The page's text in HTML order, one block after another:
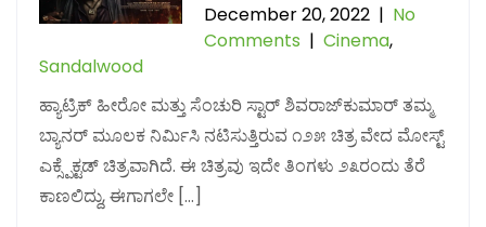
December 20, 2022 | No
Comments | Cinema,
Sandalwood
ಹ್ಯಾಟ್ರಿಕ್ ಹೀರೋ ಮತ್ತು ಸೆಂಚುರಿ ಸ್ಟಾರ್ ಶಿವರಾಜ್‌ಕುಮಾರ್ ತಮ್ಮ
ಬ್ಯಾನರ್ ಮೂಲಕ ನಿರ್ಮಿಸಿ ನಟಿಸುತ್ತಿರುವ ೧೨೫ ಚಿತ್ರ ವೇದ ಮೋಸ್ಟ್
ಎಕ್ಸ್ಪೆಕ್ಟಡ್ ಚಿತ್ರವಾಗಿದೆ. ಈ ಚಿತ್ರವು ಇದೇ ತಿಂಗಳು ೨೩ರಂದು ತೆರೆ
ಕಾಣಲಿದ್ದು, ಈಗಾಗಲೇ […]